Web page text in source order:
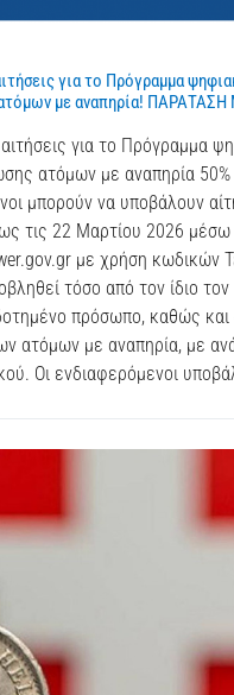
για το Πρόγραμμα
με αναπηρία!
αιτήσεις για το Πρόγραμμα
ατόμων με αναπηρία 50%
μπορούν να υποβάλουν
τις 22 Μαρτίου 2026
με χρήση κωδικών
τόσο από τον ίδιο
πρόσωπο, καθώς
ατόμων με αναπηρία, με
Οι ενδιαφερόμενοι